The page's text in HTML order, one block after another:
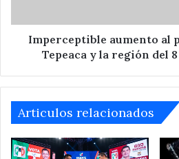
Tepeaca
15
de
febrero.
Imperceptible aumento al
Tepeaca y la región del
Articulos relacionados